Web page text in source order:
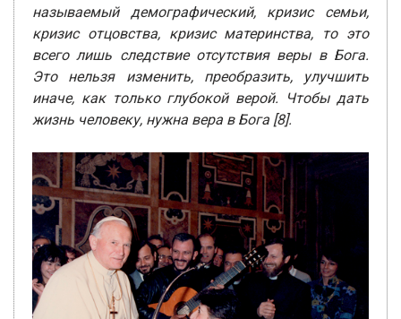
называемый демографический, кризис семьи,
кризис отцовства, кризис материнства, то это
всего лишь следствие отсутствия веры в Бога.
Это нельзя изменить, преобразить, улучшить
иначе, как только глубокой верой. Чтобы дать
жизнь человеку, нужна вера в Бога [8].